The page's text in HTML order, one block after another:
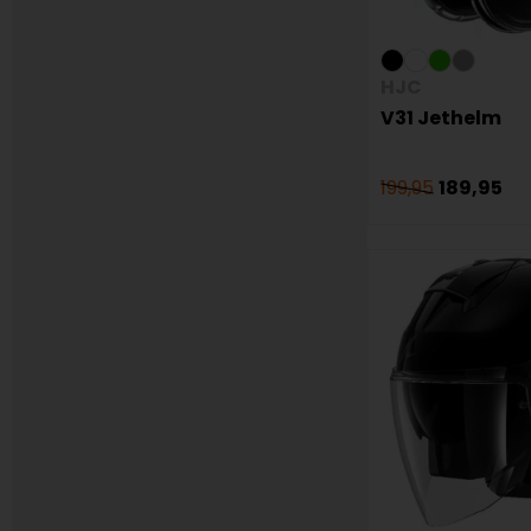
V31 Jethelm
199,95 189,95